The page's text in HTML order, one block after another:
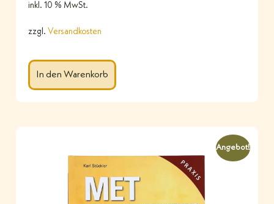
inkl. 10 % MwSt.
zzgl. Versandkosten
In den Warenkorb
Angebot!